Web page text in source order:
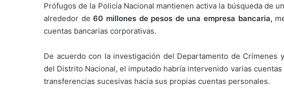
Prófugos de la Policía Nacional mantienen activa la búsqueda de
alrededor de 60 millones de pesos de una empresa bancaria,
cuentas bancarias corporativas.
De acuerdo con la investigación del Departamento de Crímenes
del Distrito Nacional, el imputado habría intervenido varias
transferencias sucesivas hacia sus propias cuentas personales.